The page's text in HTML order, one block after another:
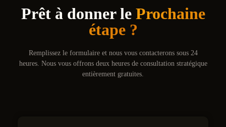
Prêt à donner le Prochaine
étape ?
Remplissez le formulaire et nous vous contacterons sous 24
heures. Nous vous offrons deux heures de consultation stratégique
entièrement gratuites.